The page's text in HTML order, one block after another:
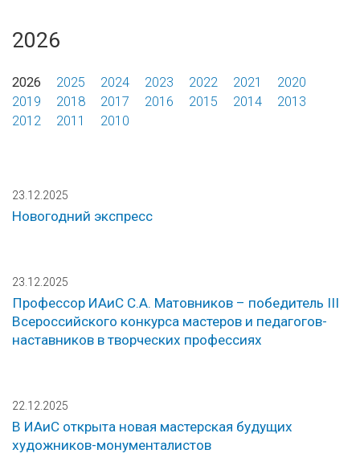
2026
2026 2025 2024 2023 2022 2021
2020
2019
2018 2017 2016 2015 2014
2013
2012
2011 2010
23.12.2025
Новогодний экспресс
23.12.2025
Профессор ИАиС С.А. Матовников – победитель III
Всероссийского конкурса мастеров и педагогов-
наставников в творческих профессиях
22.12.2025
В ИАиС открыта новая мастерская будущих
художников-монументалистов